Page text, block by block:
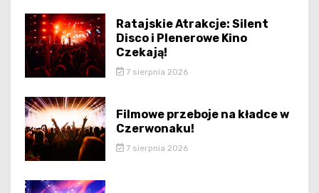
Ratajskie Atrakcje: Silent
Disco i Plenerowe Kino
Czekają!
7 sierpnia 2026
Filmowe przeboje na kładce w
Czerwonaku!
7 sierpnia 2026